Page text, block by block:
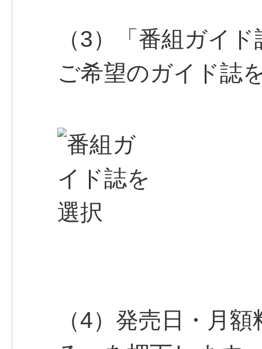
（3）「番組ガイ
ご希望のガイド誌
（4）発売日・月